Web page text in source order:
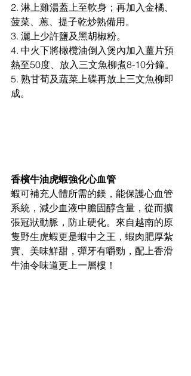
2. 淋上雞湯蓋上至軟身；再加入金橘、
菠菜、蔥、提子乾炒熟備用。
3. 灑上少許鹽及黑胡椒粉。
4. 中火下將橄欖油倒入煲內加入薑片預
熱至50度、放入三文魚柳煮8-10分鐘。
5. 熟甘荀及蔬菜上碟再放上三文魚柳即
成。
香檳牛油虎蝦強化心血管
蝦可補充人體所需的鎂，能保護心血管
系統，減少血液中膽固醇含量，從而擴
張冠狀動脈，防止硬化。來自越南的原
隻野生虎蝦更是蝦中之王，蝦肉肥厚紮
實、美味鮮甜，彈牙有嚼勁，配上香滑
牛油令味道更上一層樓！